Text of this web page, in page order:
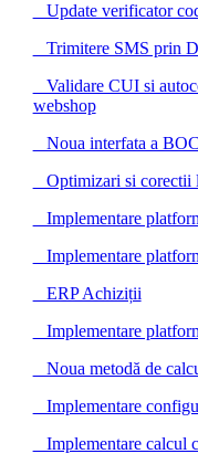
Update verificator
Trimitere SMS prin
Validare CUI si
webshop
Noua interfata a
Optimizari si corectii
Implementare
Implementare
ERP Achiziții
Implementare
Noua metodă de
Implementare
Implementare calcul